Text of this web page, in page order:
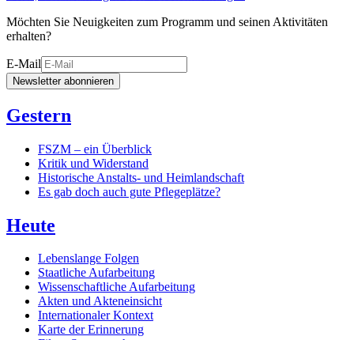
Möchten Sie Neuigkeiten zum Programm und seinen Aktivitäten
erhalten?
E-Mail
Newsletter abonnieren
Gestern
FSZM – ein Überblick
Kritik und Widerstand
Historische Anstalts- und Heimlandschaft
Es gab doch auch gute Pflegeplätze?
Heute
Lebenslange Folgen
Staatliche Aufarbeitung
Wissenschaftliche Aufarbeitung
Akten und Akteneinsicht
Internationaler Kontext
Karte der Erinnerung